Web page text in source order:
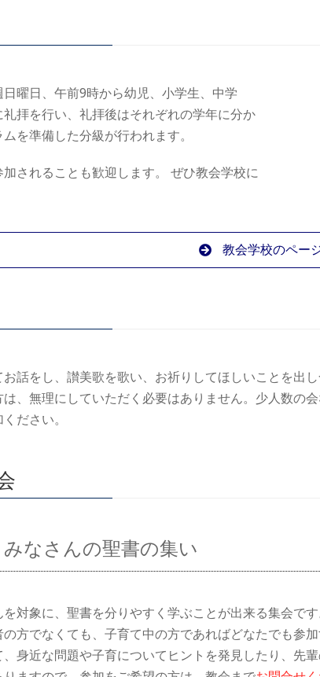
曜日、午前9時から幼児、小学生、中学
拝を行い、礼拝後はそれぞれの学年に分か
を準備した分級が行われます。
されることも歓迎します。 ぜひ教会学校に
教会学校のペー
話をし、讃美歌を歌い、お祈りしてほしいことを出
は、無理にしていただく必要はありません。少人数の
ださい。
なさんの聖書の集い
対象に、聖書を分りやすく学ぶことが出来る集会です
方でなくても、子育て中の方であればどなたでも参加
身近な問題や子育についてヒントを発見したり、先